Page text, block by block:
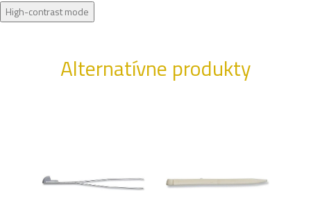
High-contrast mode
Alternatívne produkty